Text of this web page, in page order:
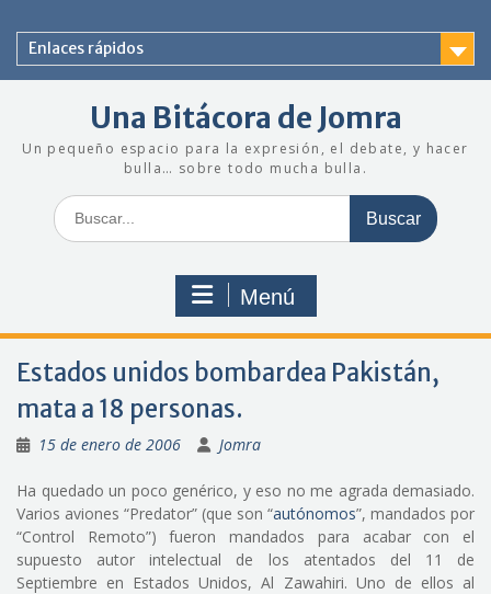
contenido
Enlaces rápidos
Una Bitácora de Jomra
Un pequeño espacio para la expresión, el debate, y hacer
bulla… sobre todo mucha bulla.
Buscar:
Menú
Estados unidos bombardea Pakistán,
mata a 18 personas.
15 de enero de 2006 Jomra
Ha quedado un poco genérico, y eso no me agrada demasiado.
Varios aviones “Predator” (que son “autónomos”, mandados por
“Control Remoto”) fueron mandados para acabar con el
supuesto autor intelectual de los atentados del 11 de
Septiembre en Estados Unidos, Al Zawahiri. Uno de ellos al